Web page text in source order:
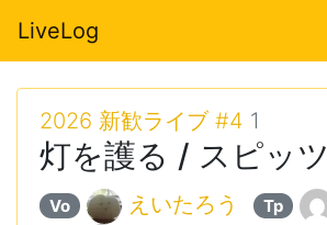
LiveLog
2026 新歓ライブ #4 1
灯を護る / スピッツ
Vo えいたろう Tp